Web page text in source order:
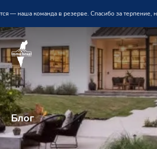
— наша команда в резерве. Спасибо за терпение,
Блог